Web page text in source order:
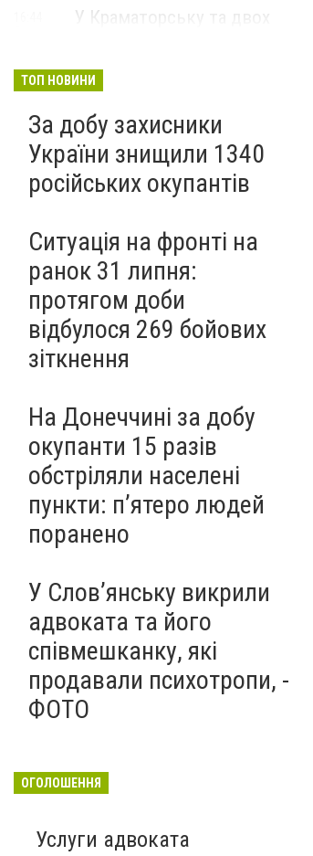
У Краматорську та двох
евакуацію дітей із
ТОП НОВИНИ
За добу захисники
України знищили 1340
російських окупантів
Ситуація на фронті на
ранок 31 липня:
протягом доби
відбулося 269 бойових
зіткнення
На Донеччині за добу
окупанти 15 разів
обстріляли населені
пункти: пʼятеро людей
поранено
У Слов’янську викрили
адвоката та його
співмешканку, які
продавали психотропи, -
ФОТО
ОГОЛОШЕННЯ
Услуги адвоката